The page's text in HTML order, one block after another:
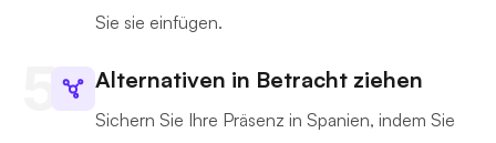
Sie sie einfügen.
Alternativen in Betracht ziehen
Sichern Sie Ihre Präsenz in Spanien, indem Sie